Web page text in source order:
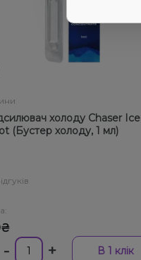
холоду Chaser Ice
(Бустер холоду, 1 мл)
- + В 1 клік